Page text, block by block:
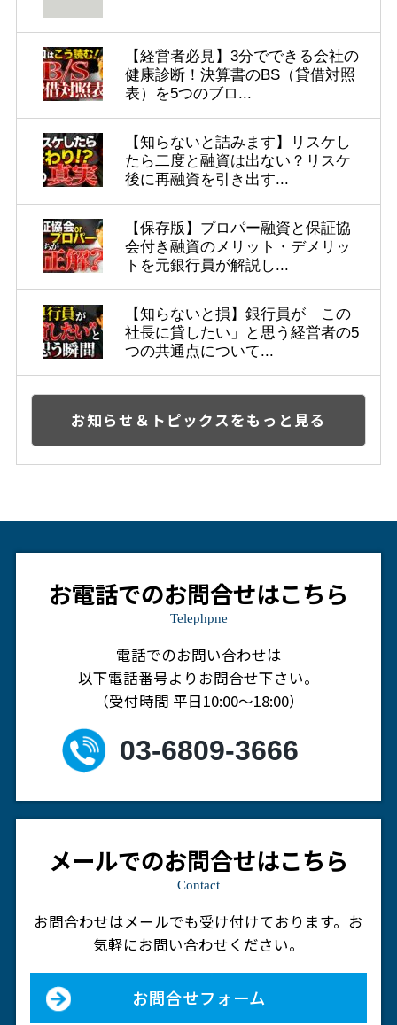
【経営者必見】3分でできる会社の
健康診断！決算書のBS（貸借対照
表）を5つのブロ...
【知らないと詰みます】リスケし
たら二度と融資は出ない？リスケ
後に再融資を引き出す...
【保存版】プロパー融資と保証協
会付き融資のメリット・デメリッ
トを元銀行員が解説し...
【知らないと損】銀行員が「この
社長に貸したい」と思う経営者の5
つの共通点について...
お知らせ＆トピックスをもっと見る
お電話でのお問合せはこちら
Telephpne
電話でのお問い合わせは
以下電話番号よりお問合せ下さい。
（受付時間 平日10:00～18:00）
03-6809-3666
メールでのお問合せはこちら
Contact
お問合わせはメールでも受け付けております。 お
気軽にお問い合わせください。
お問合せフォーム